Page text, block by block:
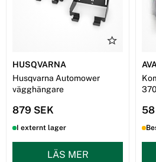
HUSQVARNA
Husqvarna Automower
vägghängare
879 SEK
I externt lager
LÄS MER